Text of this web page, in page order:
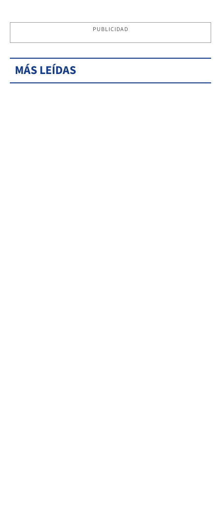
PUBLICIDAD
MÁS LEÍDAS